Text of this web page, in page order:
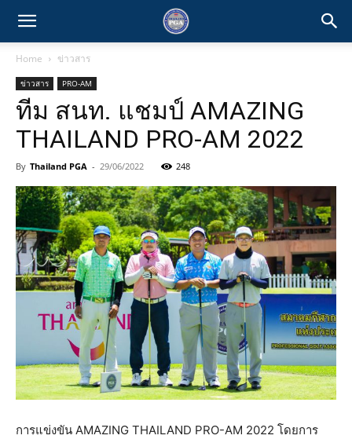
Home ข่าวสาร
ข่าวสาร PRO-AM
ทีม สนท. แชมป์ AMAZING
THAILAND PRO-AM 2022
By Thailand PGA - 29/06/2022 248
การแข่งขัน AMAZING THAILAND PRO-AM 2022 โดยการ